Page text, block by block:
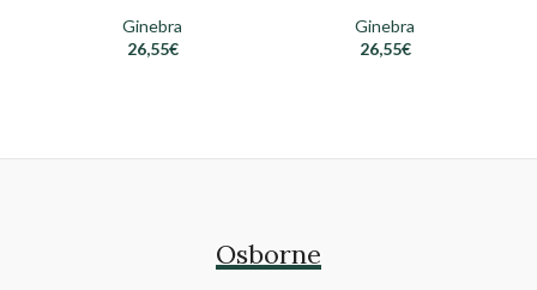
Ginebra
26,55€
Ginebra
26,55€
Osborne